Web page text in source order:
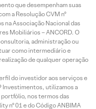
que desempenham suas
a Resolução CVM nº
na Associação Nacional das
Mobiliários – ANCORD. O
administração ou
como intermediário e
de qualquer operação
do investidor aos serviços e
Investimentos, utilizamos a
nos termos das
nº 01 e do Código ANBIMA